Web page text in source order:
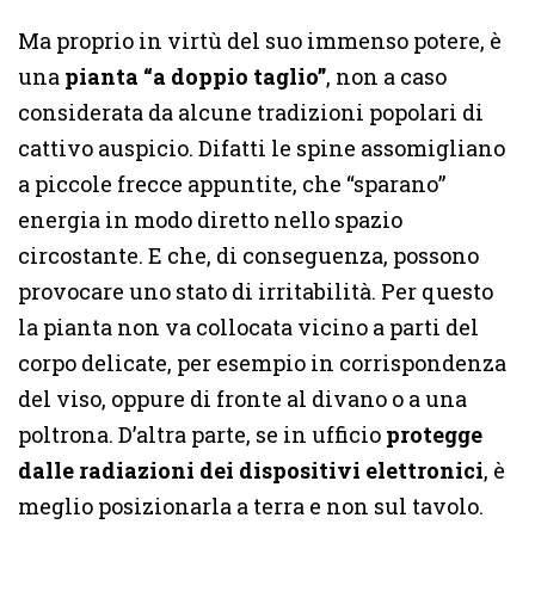
Ma proprio in virtù del suo immenso potere, è
una pianta “a doppio taglio”, non a caso
considerata da alcune tradizioni popolari di
cattivo auspicio. Difatti le spine assomigliano
a piccole frecce appuntite, che “sparano”
energia in modo diretto nello spazio
circostante. E che, di conseguenza, possono
provocare uno stato di irritabilità. Per questo
la pianta non va collocata vicino a parti del
corpo delicate, per esempio in corrispondenza
del viso, oppure di fronte al divano o a una
poltrona. D’altra parte, se in ufficio protegge
dalle radiazioni dei dispositivi elettronici, è
meglio posizionarla a terra e non sul tavolo.